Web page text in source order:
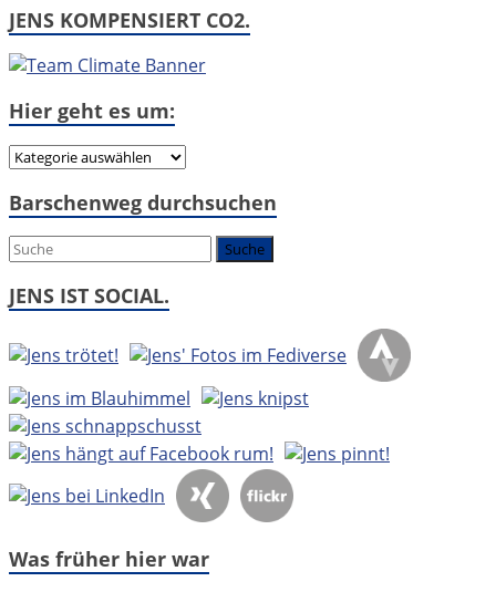
JENS KOMPENSIERT CO2.
Hier geht es um:
Hier
es
Barschenweg durchsuchen
JENS IST SOCIAL.
Was früher hier war